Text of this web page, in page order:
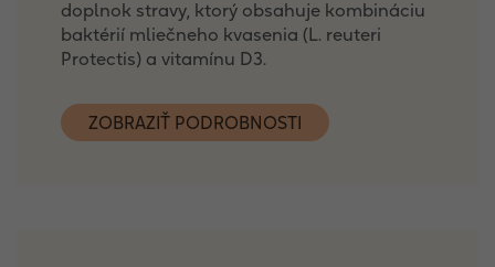
doplnok stravy, ktorý obsahuje kombináciu
baktérií mliečneho kvasenia (L. reuteri
Protectis) a vitamínu D3.
ZOBRAZIŤ PODROBNOSTI